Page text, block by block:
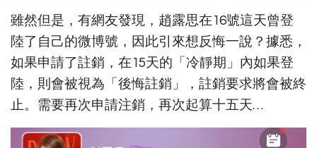
雖然但是，有網友發現，趙露思在16號這天曾登
陸了自己的微博號，因此引來想反悔一說？據悉，
如果申請了註銷，在15天的「冷靜期」內如果登
陸，則會被視為「後悔註銷」，註銷要求將會被終
止。需要再次申請注銷，再次起算十五天…